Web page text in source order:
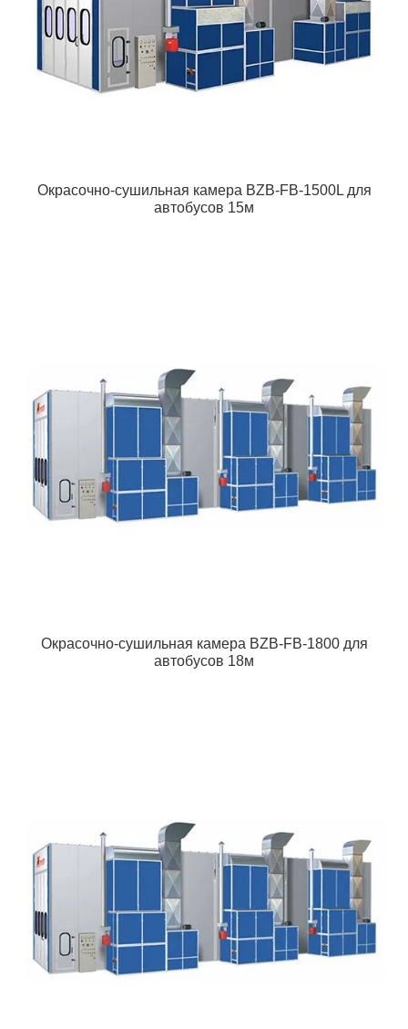
Окрасочно-сушильная камера BZB-FB-1500L для
автобусов 15м
Окрасочно-сушильная камера BZB-FB-1800 для
автобусов 18м